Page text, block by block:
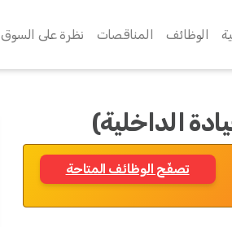
الوظائف المناقصات نظرة على السوق
الداخلية)
تصفّح الوظائف المتاحة